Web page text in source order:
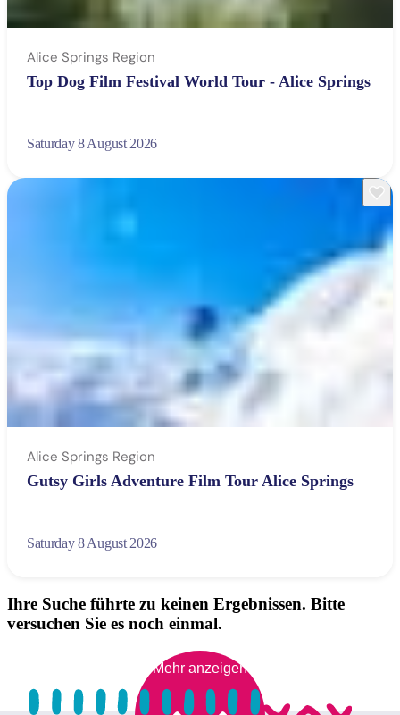
Alice Springs Region
Top Dog Film Festival World Tour - Alice Springs
Saturday 8 August 2026
Alice Springs Region
Gutsy Girls Adventure Film Tour Alice Springs
Saturday 8 August 2026
Ihre Suche führte zu keinen Ergebnissen. Bitte
versuchen Sie es noch einmal.
Mehr anzeigen